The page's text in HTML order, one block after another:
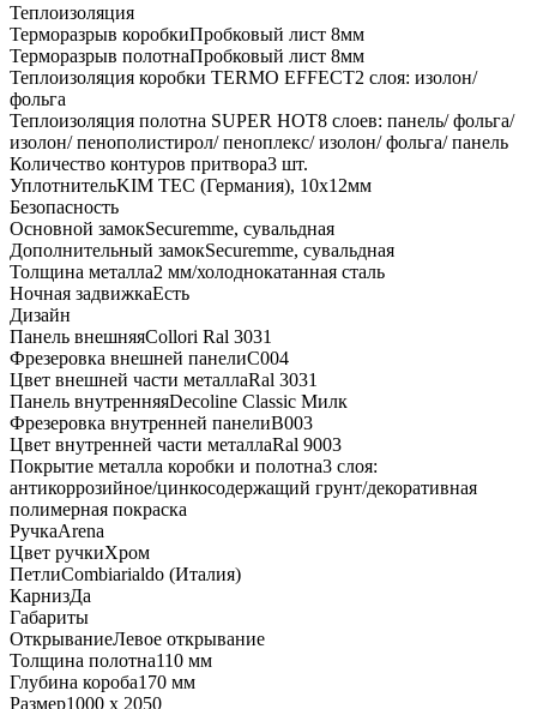
Теплоизоляция
Терморазрыв коробкиПробковый лист 8мм
Терморазрыв полотнаПробковый лист 8мм
Теплоизоляция коробки TERMO EFFECT2 слоя: изолон/
фольга
Теплоизоляция полотна SUPER НОТ8 слоев: панель/ фольга/
изолон/ пенополистирол/ пеноплекс/ изолон/ фольга/ панель
Количество контуров притвора3 шт.
УплотнительKIM ТЕС (Германия), 10x12мм
Безопасность
Основной замокSecuremme, сувальдная
Дополнительный замокSecuremme, сувальдная
Толщина металла2 мм/холоднокатанная сталь
Ночная задвижкаЕсть
Дизайн
Панель внешняяCollori Ral 3031
Фрезеровка внешней панелиC004
Цвет внешней части металлаRal 3031
Панель внутренняяDecoline Classic Милк
Фрезеровка внутренней панелиB003
Цвет внутренней части металлаRal 9003
Покрытие металла коробки и полотна3 слоя:
антикоррозийное/цинкосодержащий грунт/декоративная
полимерная покраска
РучкаArena
Цвет ручкиХром
ПетлиCombiarialdo (Италия)
КарнизДа
Габариты
ОткрываниеЛевое открывание
Толщина полотна110 мм
Глубина короба170 мм
Размер1000 x 2050